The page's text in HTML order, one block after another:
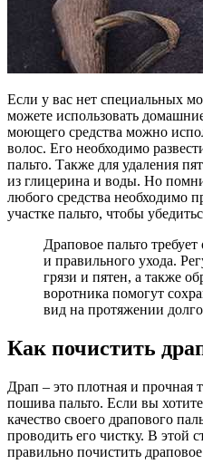
Если у вас нет специальных
можете использовать
моющего средства можно
волос. Его необходимо
пальто. Также для удаления
из глицерина и воды. Но
любого средства необходимо
участке пальто, чтобы
Драповое пальто
и правильного ухода.
грязи и пятен, а также
воротника помогут
вид на протяжении
Как почистить
Драп – это плотная и прочная
пошива пальто. Если вы
качество своего драпового
проводить его чистку. В этой
правильно почистить